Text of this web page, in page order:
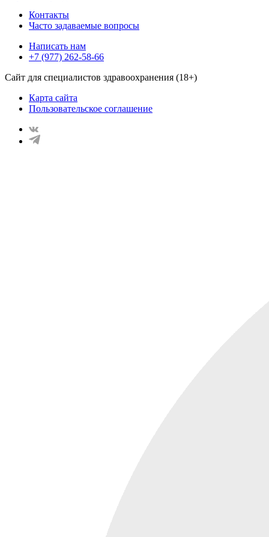
Контакты
Часто задаваемые вопросы
Написать нам
+7 (977) 262-58-66
Сайт для специалистов здравоохранения (18+)
Карта сайта
Пользовательское соглашение